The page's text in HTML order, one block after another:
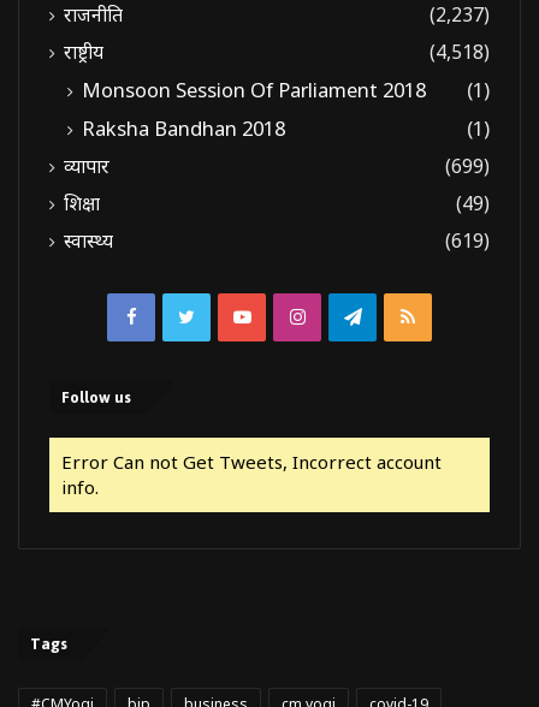
राजनीति
(2,237)
राष्ट्रीय
(4,518)
Monsoon Session Of Parliament 2018
(1)
Raksha Bandhan 2018
(1)
व्यापार
(699)
शिक्षा
(49)
स्वास्थ्य
(619)
FacebookTwitterYouTubeInstagramTelegram
RSS
Follow us
Error Can not Get Tweets, Incorrect account
info.
Tags